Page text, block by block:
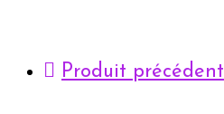
Produit précédent